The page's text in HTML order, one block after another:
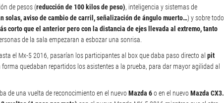
de pesos (reducción de 100 kilos de peso), inteligencia y sistemas de
solas, aviso de cambio de carril, señalización de ángulo muerto…) y sobre todo
corto que el anterior pero con la distancia de ejes llevada al extremo, tanto
de la sala empezaran a esbozar una sonrisa.
el Mx-5 2016, pasarían los participantes al box que daba paso directo al pit
forma quedaban repartidos los asistentes a la prueba, para dar mayor agilidad al
de una vuelta de reconocimiento en el nuevo Mazda 6o en el nuevo Mazda CX3.